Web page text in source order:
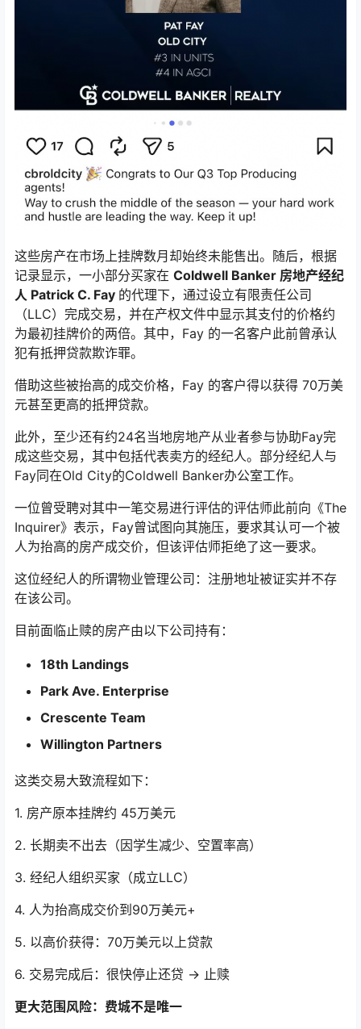
这些房产在市场上挂牌数月却始终未能售出。随后，根据
记录显示，一小部分买家在 Coldwell Banker 房地产经纪
人 Patrick C. Fay 的代理下，通过设立有限责任公司
（LLC）完成交易，并在产权文件中显示其支付的价格约
为最初挂牌价的两倍。其中，Fay 的一名客户此前曾承认
犯有抵押贷款欺诈罪。
借助这些被抬高的成交价格，Fay 的客户得以获得 70万美
元甚至更高的抵押贷款。
此外，至少还有约24名当地房地产从业者参与协助Fay完
成这些交易，其中包括代表卖方的经纪人。部分经纪人与
Fay同在Old City的Coldwell Banker办公室工作。
一位曾受聘对其中一笔交易进行评估的评估师此前向《The
Inquirer》表示，Fay曾试图向其施压，要求其认可一个被
人为抬高的房产成交价，但该评估师拒绝了这一要求。
这位经纪人的所谓物业管理公司：注册地址被证实并不存
在该公司。
目前面临止赎的房产由以下公司持有：
18th Landings
Park Ave. Enterprise
Crescente Team
Willington Partners
这类交易大致流程如下：
1. 房产原本挂牌约 45万美元
2. 长期卖不出去（因学生减少、空置率高）
3. 经纪人组织买家（成立LLC）
4. 人为抬高成交价到90万美元+
5. 以高价获得：70万美元以上贷款
6. 交易完成后：很快停止还贷 → 止赎
更大范围风险：费城不是唯一